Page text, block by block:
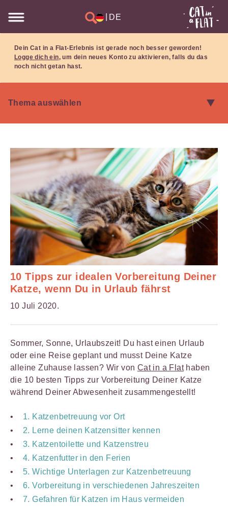
DE
Dein Cat in a Flat-Erlebnis ist gerade noch besser geworden!
Logge dich ein, um dein neues Konto zu aktivieren, falls du das
noch nicht getan hast.
10 Tipps zur idealen Vorbereitung Deiner
Katze, wenn Du in Urlaub fährst
10 Juli 2020.
Sommer, Sonne, Urlaubszeit! Du hast einen Urlaub
oder eine Reise geplant und musst Deine Katze
alleine Zuhause lassen? Wir von Cat in a Flathaben
die 10 besten Tipps zur Vorbereitung Deiner Katze
während Deiner Abwesenheit zusammengestellt!
1. Katzenbetreuung vor Ort
2. Lerne deinen Katzensitter kennen
3. Katzentoilette und Katzenstreu
4. Katzenfutter in den Ferien
5. Wichtige Unterlagen zur Katzenbetreuung
6. Vorbereitung in verschiedenen Jahreszeiten
7. Gefahren für Katzen im Haus vermeiden